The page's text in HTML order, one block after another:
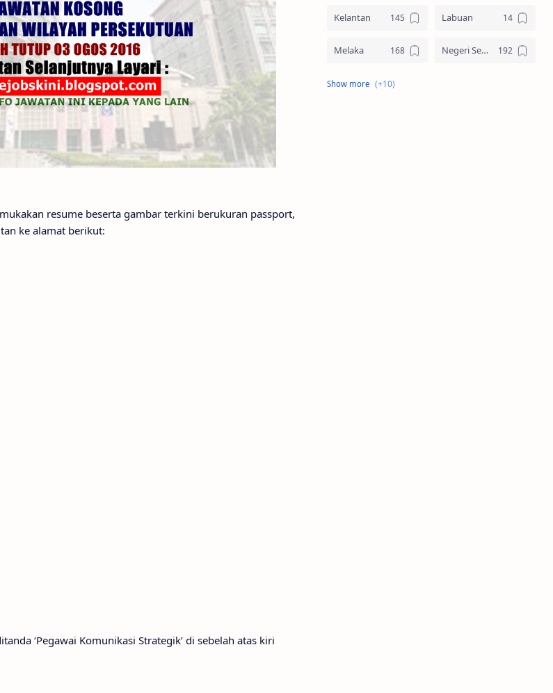
resume beserta gambar terkini berukuran passport,
ke alamat berikut:
‘Pegawai Komunikasi Strategik’ di sebelah atas kiri
Kelantan Labuan
Melaka Negeri Sembilan
Pahang